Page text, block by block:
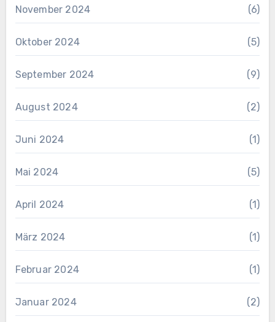
November 2024 (6)
Oktober 2024 (5)
September 2024 (9)
August 2024 (2)
Juni 2024 (1)
Mai 2024 (5)
April 2024 (1)
März 2024 (1)
Februar 2024 (1)
Januar 2024 (2)